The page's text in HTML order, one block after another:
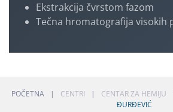
Ekstrakcija čvrstom fazom
Tečna hromatografija visokih
POČETNA CENTRI CENTAR ZA HEMIJU
ĐURĐEVIĆ